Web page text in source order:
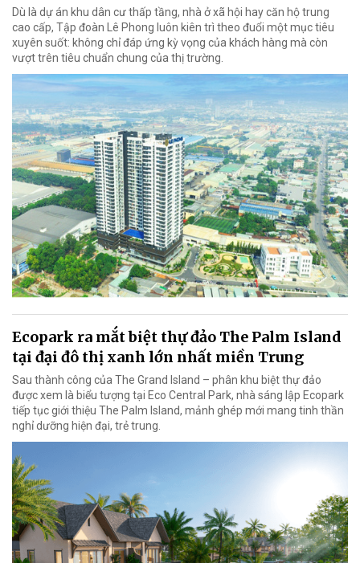
Dù là dự án khu dân cư thấp tầng, nhà ở xã hội hay căn hộ trung
cao cấp, Tập đoàn Lê Phong luôn kiên trì theo đuổi một mục tiêu
xuyên suốt: không chỉ đáp ứng kỳ vọng của khách hàng mà còn
vượt trên tiêu chuẩn chung của thị trường.
Ecopark ra mắt biệt thự đảo The Palm Island
tại đại đô thị xanh lớn nhất miền Trung
Sau thành công của The Grand Island – phân khu biệt thự đảo
được xem là biểu tượng tại Eco Central Park, nhà sáng lập Ecopark
tiếp tục giới thiệu The Palm Island, mảnh ghép mới mang tinh thần
nghỉ dưỡng hiện đại, trẻ trung.